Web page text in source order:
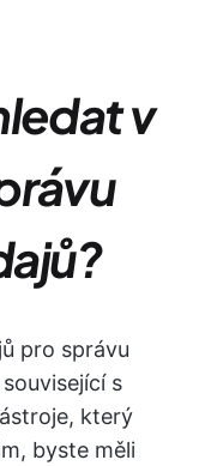
v
pro správu
s
který
byste měli